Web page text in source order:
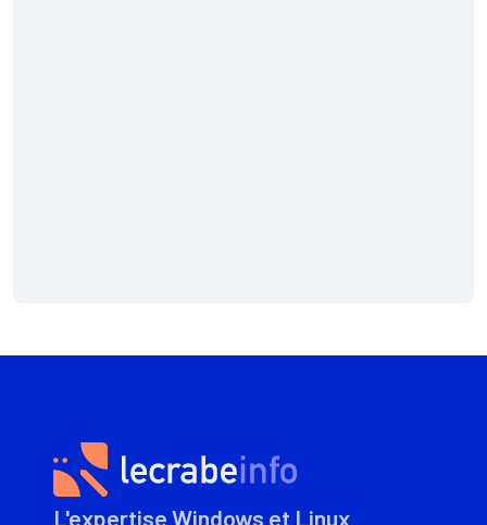
L'expertise Windows et Linux